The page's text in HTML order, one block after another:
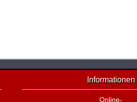
Informationen
Online-